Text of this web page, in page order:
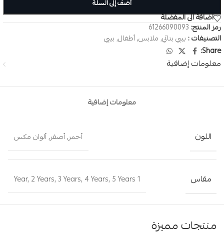
أضف إلى السلة
اضافة الى المفضلة
رمز المنتج: 61266090093
التصنيفات : بيبي بناتي, ملابس,أطفال, بيبي
Share:
معلومات إضافية
معلومات إضافية
اللون أحمر,أصفر,ألوان مكس
مقاس 1 Year
, 2 Years, 3 Years, 4 Years, 5 Years
منتجات مميزة